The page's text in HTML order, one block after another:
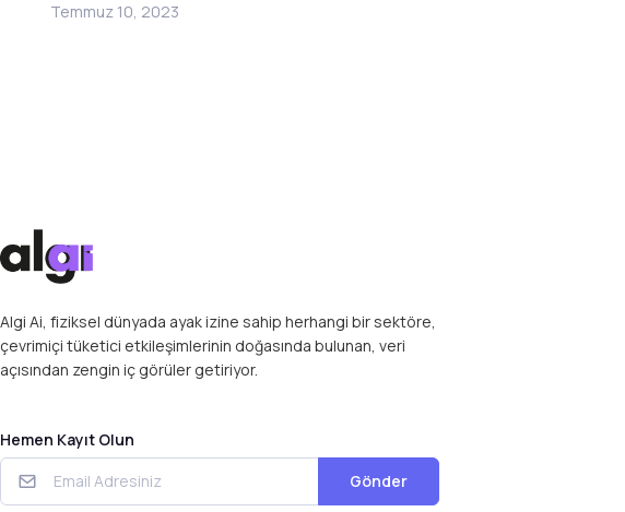
Temmuz 10, 2023
Algi Ai, fiziksel dünyada ayak izine sahip herhangi bir sektöre,
çevrimiçi tüketici etkileşimlerinin doğasında bulunan, veri
açısından zengin iç görüler getiriyor.
Hemen Kayıt Olun
Gönder